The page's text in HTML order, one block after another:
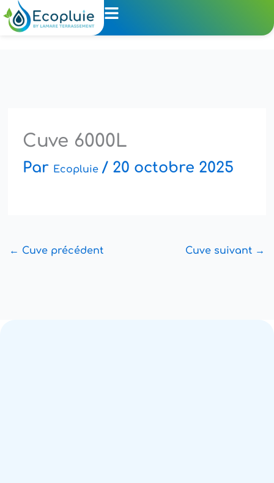
Aller
Cuve 6000L
Par Ecopluie / 20 octobre 2025
← Cuve précédent Cuve suivant →